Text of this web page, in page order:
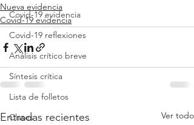
Covid-19 evidencia
Covid-19 reflexiones
Análisis crítico breve
Síntesis crítica
Lista de folletos
Clases
Nueva evidencia
Covid-19 evidencia
Entradas recientes Ver todo